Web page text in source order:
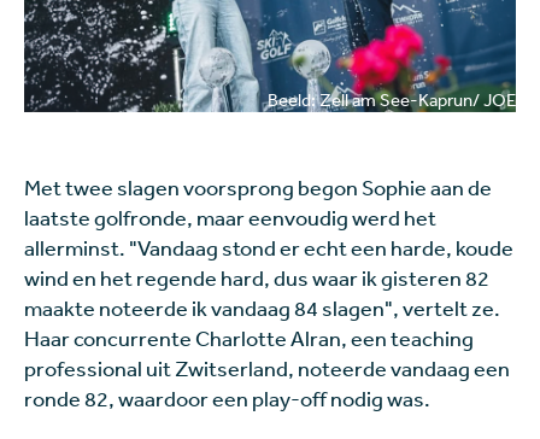
Beeld: Zell am See-Kaprun/ JOE
Met twee slagen voorsprong begon Sophie aan de
laatste golfronde, maar eenvoudig werd het
allerminst. "Vandaag stond er echt een harde, koude
wind en het regende hard, dus waar ik gisteren 82
maakte noteerde ik vandaag 84 slagen", vertelt ze.
Haar concurrente Charlotte Alran, een teaching
professional uit Zwitserland, noteerde vandaag een
ronde 82, waardoor een play-off nodig was.